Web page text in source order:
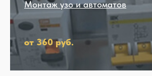
Монтаж узо и автоматов
от 360 руб.